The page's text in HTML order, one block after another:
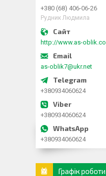
+380 (68) 406-06-26
Рудник Людмила
http://www.as-
as-oblik7@ukr.net
+380934060624
+380934060624
+380934060624
Графік роботи